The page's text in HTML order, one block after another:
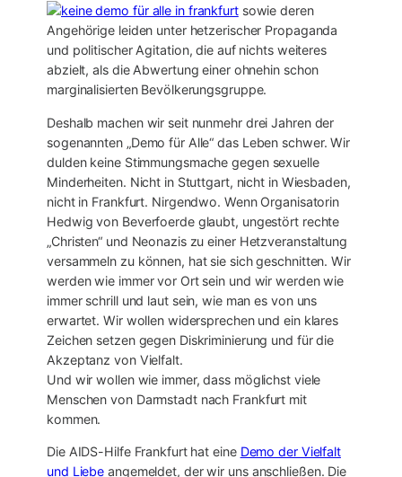
sowie deren
Angehörige leiden unter hetzerischer Propaganda
und politischer Agitation, die auf nichts weiteres
abzielt, als die Abwertung einer ohnehin schon
marginalisierten Bevölkerungsgruppe.
Deshalb machen wir seit nunmehr drei Jahren der
sogenannten „Demo für Alle“ das Leben schwer. Wir
dulden keine Stimmungsmache gegen sexuelle
Minderheiten. Nicht in Stuttgart, nicht in Wiesbaden,
nicht in Frankfurt. Nirgendwo. Wenn Organisatorin
Hedwig von Beverfoerde glaubt, ungestört rechte
„Christen“ und Neonazis zu einer Hetzveranstaltung
versammeln zu können, hat sie sich geschnitten. Wir
werden wie immer vor Ort sein und wir werden wie
immer schrill und laut sein, wie man es von uns
erwartet. Wir wollen widersprechen und ein klares
Zeichen setzen gegen Diskriminierung und für die
Akzeptanz von Vielfalt.
Und wir wollen wie immer, dass möglichst viele
Menschen von Darmstadt nach Frankfurt mit
kommen.
Die AIDS-Hilfe Frankfurt hat eine Demo der Vielfalt
und Liebe angemeldet, der wir uns anschließen. Die